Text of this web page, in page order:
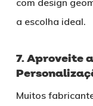
a escolha ideal.
7. Aproveite
Muitos